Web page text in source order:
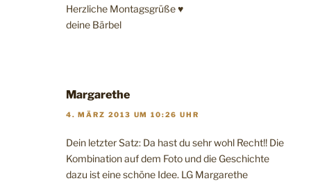
Herzliche Montagsgrüße ♥
deine Bärbel
Margarethe
4. MÄRZ 2013 UM 10:26 UHR
Dein letzter Satz: Da hast du sehr wohl Recht!! Die
Kombination auf dem Foto und die Geschichte
dazu ist eine schöne Idee. LG Margarethe